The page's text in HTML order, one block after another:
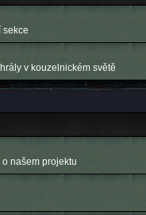
sekce
v kouzelnickém světě
našem projektu